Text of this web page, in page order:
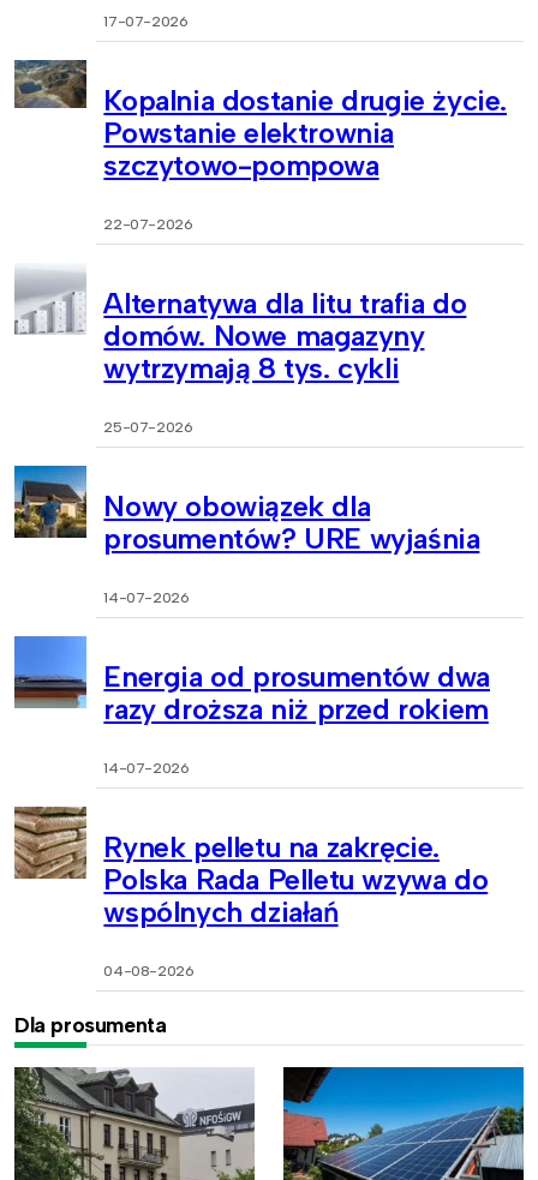
17-07-2026
Kopalnia dostanie drugie życie.
Powstanie elektrownia
szczytowo-pompowa
22-07-2026
Alternatywa dla litu trafia do
domów. Nowe magazyny
wytrzymają 8 tys. cykli
25-07-2026
Nowy obowiązek dla
prosumentów? URE wyjaśnia
14-07-2026
Energia od prosumentów dwa
razy droższa niż przed rokiem
14-07-2026
Rynek pelletu na zakręcie.
Polska Rada Pelletu wzywa do
wspólnych działań
04-08-2026
Dla prosumenta